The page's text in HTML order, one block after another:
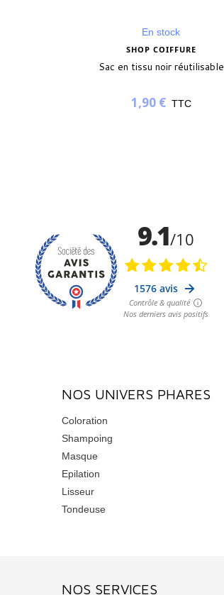
En stock
SHOP COIFFURE
Sac en tissu noir réutilisable
1,90 € TTC
NOS UNIVERS PHARES
Coloration
Shampoing
Masque
Epilation
Lisseur
Tondeuse
NOS SERVICES